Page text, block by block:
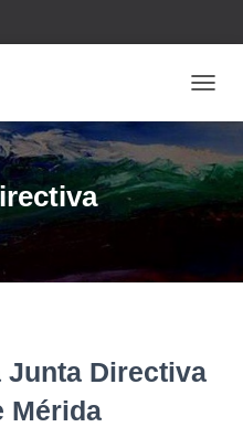
Junta Directiva
Mérida